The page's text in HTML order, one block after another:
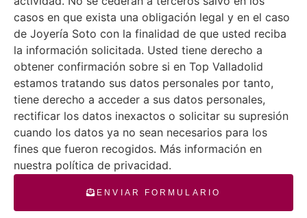
casos en que exista una obligación legal y en el caso
de Joyería Soto con la finalidad de que usted reciba
la información solicitada. Usted tiene derecho a
obtener confirmación sobre si en Top Valladolid
estamos tratando sus datos personales por tanto,
tiene derecho a acceder a sus datos personales,
rectificar los datos inexactos o solicitar su supresión
cuando los datos ya no sean necesarios para los
fines que fueron recogidos. Más información en
nuestra política de privacidad.
ENVIAR FORMULARIO